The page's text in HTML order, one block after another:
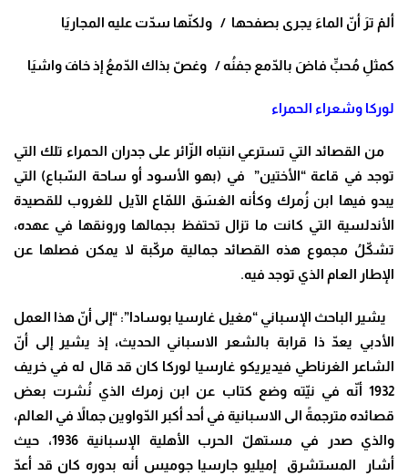
ألمْ ترَ أنّ الماءَ يجرى بصفحها / ولكنّها سدّت عليه المجاريَا
كمثلِ مُحبٍّ فاضَ بالدّمع جفنُه / وغصّ بذاك الدّمعُ إذ خافَ واشيَا
لوركا وشعراء الحمراء
من القصائد التي تسترعي انتباه الزّائر على جدران الحمراء تلك التي
توجد في قاعة “الأختين” في (بهو الأسود أو ساحة السّباع) التي
يبدو فيها ابن زُمرك وكأنه الغسَق اللمّاع الآيل للغروب للقصيدة
الأندلسية التي كانت ما تزال تحتفظ بجمالها ورونقها في عهده،
تشكّلُ مجموع هذه القصائد جمالية مركّبة لا يمكن فصلها عن
الإطار العام الذي توجد فيه.
يشير الباحث الإسباني “مغيل غارسيا بوسادا”: “إلى أنّ هذا العمل
الأدبي يعدّ ذا قرابة بالشعر الاسباني الحديث، إذ يشير إلى أنّ
الشاعر الغرناطي فيديريكو غارسيا لوركا كان قد قال له في خريف
1932 أنّه في نيّته وضع كتاب عن ابن زمرك الذي نُشرت بعض
قصائده مترجمةً الى الاسبانية في أحد أكبر الدّواوين جمالاً في العالم،
والذي صدر في مستهلّ الحرب الأهلية الإسبانية 1936، حيث
أشار المستشرق إميليو جارسيا جوميس أنه بدوره كان قد أعدّ